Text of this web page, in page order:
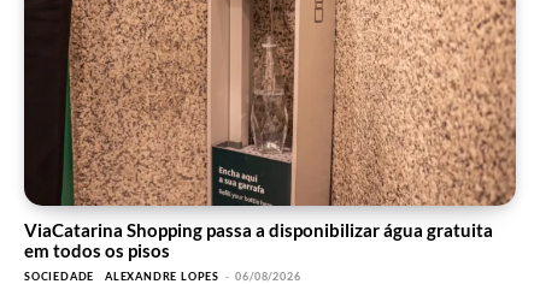
ViaCatarina Shopping passa a disponibilizar água gratuita
em todos os pisos
SOCIEDADE ALEXANDRE LOPES - 06/08/2026